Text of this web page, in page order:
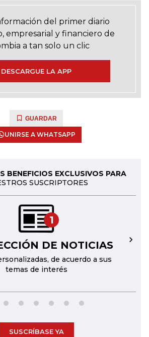
del primer diario
empresarial y financiero de
a tan solo un clic
DESCARGUE LA APP
GUARDAR
UNIRSE A WHATSAPP
BENEFICIOS EXCLUSIVOS PARA
SUSCRIPTORES
1
DE NOTICIAS
de acuerdo a sus
temas de interés
→
SUSCRÍBASE YA